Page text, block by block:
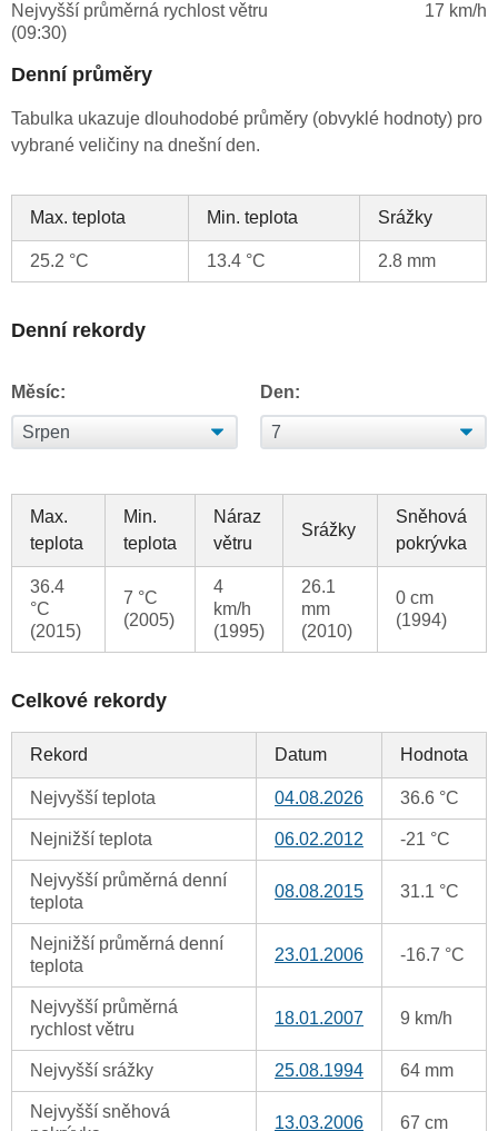
Nejvyšší průměrná rychlost větru
(09:30)
17 km/h
Denní průměry
Tabulka ukazuje dlouhodobé průměry (obvyklé hodnoty) pro
vybrané veličiny na dnešní den.
Max. teplota Min. teplota Srážky
25.2 °C 13.4 °C 2.8 mm
Denní rekordy
Měsíc: Den:
Max.
teplota
Min.
teplota
Náraz
větru
Srážky
Sněhová
pokrývka
36.4
°C
(2015)
7 °C
(2005)
4
km/h
(1995)
26.1
mm
(2010)
0 cm
(1994)
Celkové rekordy
Rekord Datum Hodnota
Nejvyšší teplota 04.08.2026 36.6 °C
Nejnižší teplota 06.02.2012 -21 °C
Nejvyšší průměrná denní
teplota
08.08.2015 31.1 °C
Nejnižší průměrná denní
teplota
23.01.2006 -16.7 °C
Nejvyšší průměrná
rychlost větru
18.01.2007 9 km/h
Nejvyšší srážky 25.08.1994 64 mm
Nejvyšší sněhová
13.03.2006 67 cm